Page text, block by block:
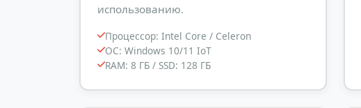
использованию.
Процессор: Intel Core / Celeron
ОС: Windows 10/11 IoT
RAM: 8 ГБ / SSD: 128 ГБ